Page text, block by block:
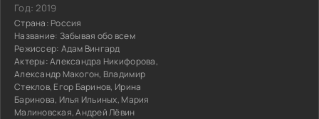
Год:2019
Страна: Россия
Название: Забывая обо всем
Режиссер: Адам Вингард
Актеры:Александра Никифорова,
Александр Макогон, Владимир
Стеклов, Егор Баринов, Ирина
Баринова, Илья Ильиных, Мария
Малиновская, Андрей Лёвин